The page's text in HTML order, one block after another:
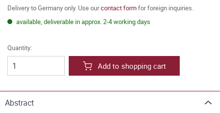
Delivery to Germany only. Use ourcontact formfor foreign inquiries.
available, deliverable in approx. 2-4 working days
Quantity:
Add to shopping cart
Abstract